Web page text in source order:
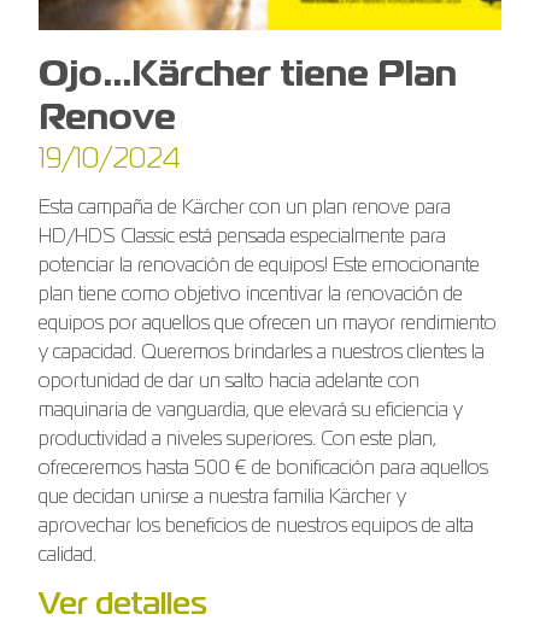
Ojo…Kärcher tiene Plan
Renove
19/10/2024
Esta campaña de Kärcher con un plan renove para
HD/HDS Classic está pensada especialmente para
potenciar la renovación de equipos! Este emocionante
plan tiene como objetivo incentivar la renovación de
equipos por aquellos que ofrecen un mayor rendimiento
y capacidad. Queremos brindarles a nuestros clientes la
oportunidad de dar un salto hacia adelante con
maquinaria de vanguardia, que elevará su eficiencia y
productividad a niveles superiores. Con este plan,
ofreceremos hasta 500 € de bonificación para aquellos
que decidan unirse a nuestra familia Kärcher y
aprovechar los beneficios de nuestros equipos de alta
calidad.
Ver detalles